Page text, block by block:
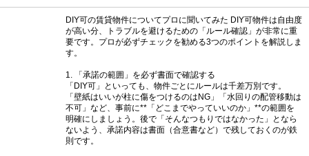
DIY可の賃貸物件についてプロに聞いてみた DIY可物件は自由度
が高い分、トラブルを避けるための「ルール確認」が非常に重
要です。プロが必ずチェックを勧める3つのポイントを解説しま
す。
1. 「承諾の範囲」を必ず書面で確認する
「DIY可」といっても、物件ごとにルールは千差万別です。
「壁紙はいいが柱に傷をつけるのはNG」「水回りの配管移動は
不可」など、事前に**「どこまでやっていいのか」**の範囲を
明確にしましょう。後で「そんなつもりではなかった」となら
ないよう、承諾内容は書面（合意書など）で残しておくのが鉄
則です。